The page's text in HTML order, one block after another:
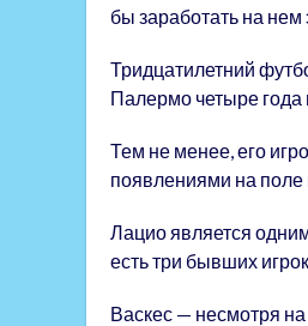
бы заработать на нем
Тридцатилетний
Палермо четыре года
Тем не менее, его
появлениями на поле
Лацио является
есть три бывших
Васкес — несмотря на